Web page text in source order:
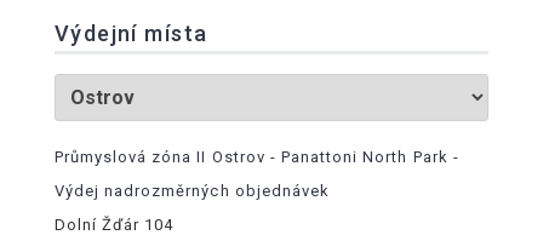
Výdejní místa
Průmyslová zóna II Ostrov - Panattoni North Park -
Výdej nadrozměrných objednávek
Dolní Žďár 104